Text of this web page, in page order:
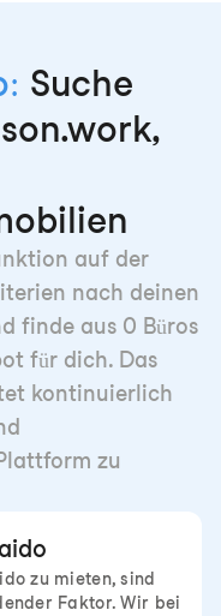
Suche
auf der
nach deinen
finde aus 0 Büros
für dich. Das
kontinuierlich
zu
zu mieten, sind
Faktor. Wir bei